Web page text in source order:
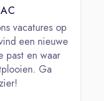
vacatures op
een nieuwe
past en waar
Ga